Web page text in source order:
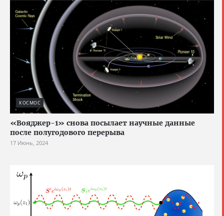
КОСМОС
«Вояджер-1» снова посылает научные данные
после полугодового перерыва
17 Июнь, 2024